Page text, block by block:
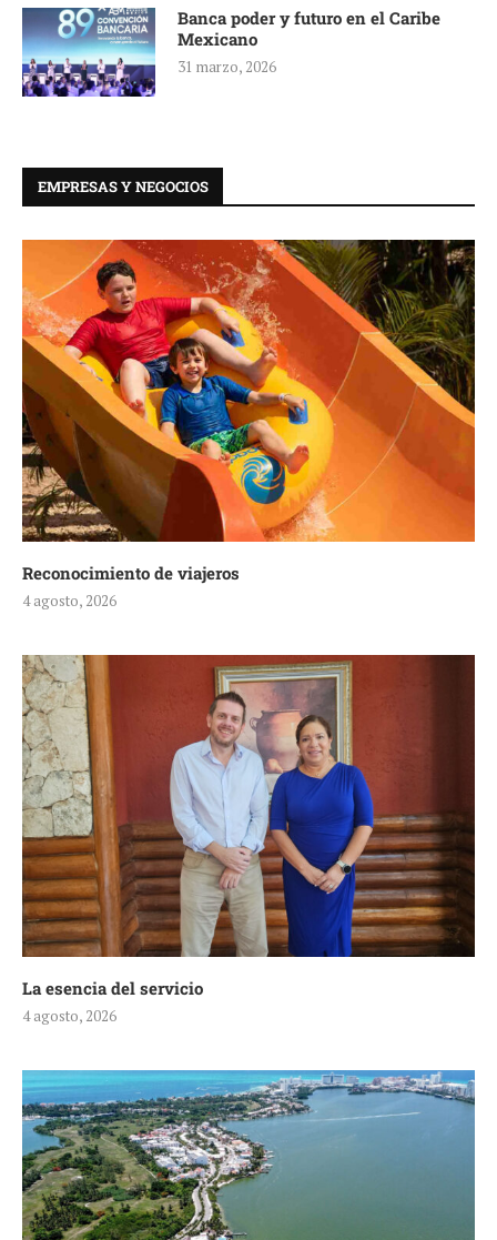
Banca poder y futuro en el Caribe
Mexicano
31 marzo, 2026
EMPRESAS Y NEGOCIOS
Reconocimiento de viajeros
4 agosto, 2026
La esencia del servicio
4 agosto, 2026